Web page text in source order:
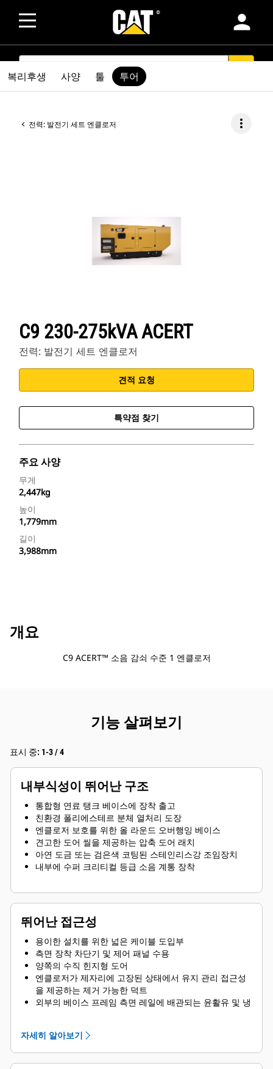
person
SEARCH
전력: 발전기 세트 엔클로저 more_vert
C9 230-275kVA ACERT
전력: 발전기 세트 엔클로저
견적 요청
특약점 찾기
주요 사양
무게
2,447kg
높이
1,779mm
길이
3,988mm
복리후생 사양 툴 투어
개요
C9 ACERT™ 소음 감쇠 수준 1 엔클로저
기능 살펴보기
표시 중: 1-3 / 4
내부식성이 뛰어난 구조
통합형 연료 탱크 베이스에 장착 출고
친환경 폴리에스테르 분체 열처리 도장
엔클로저 보호를 위한 올 라운드 오버행잉 베이스
견고한 도어 씰을 제공하는 압축 도어 래치
아연 도금 또는 검은색 코팅된 스테인리스강 조임장치
내부에 수퍼 크리티컬 등급 소음 계통 장착
뛰어난 접근성
용이한 설치를 위한 넓은 케이블 도입부
측면 장착 차단기 및 제어 패널 수용
양쪽의 수직 힌지형 도어
엔클로저가 제자리에 고장된 상태에서 유지 관리 접근성
을 제공하는 제거 가능한 덕트
외부의 베이스 프레임 측면 레일에 배관되는 윤활유 및 냉
자세히 알아보기